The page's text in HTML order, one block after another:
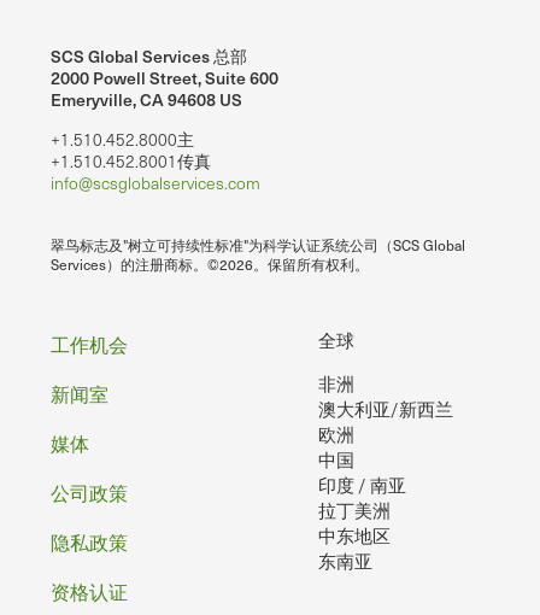
SCS Global Services 总部
2000 Powell Street, Suite 600
Emeryville, CA 94608 US
+1.510.452.8000主
+1.510.452.8001传真
info@scsglobalservices.com
翠鸟标志及"树立可持续性标准"为科学认证系统公司（SCS Global
Services）的注册商标。©2026。保留所有权利。
全球
非洲
澳大利亚/新西兰
欧洲
中国
印度 / 南亚
拉丁美洲
中东地区
东南亚
页
脚
工作机会
新闻室
媒体
公司政策
隐私政策
资格认证